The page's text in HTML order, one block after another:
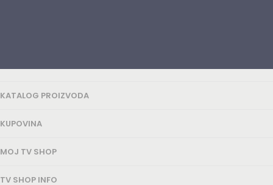
KATALOG PROIZVODA
KUPOVINA
MOJ TV SHOP
TV SHOP INFO